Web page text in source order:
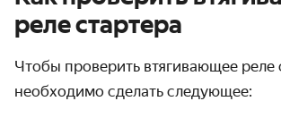
реле стартера
Чтобы проверить втягивающее реле
необходимо сделать следующее: